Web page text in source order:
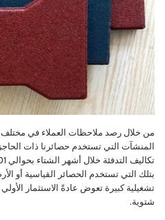
من خلال رصد ملاحظات العملاء في مختلف
المنشآت التي تستخدم حصائرنا ذات
بتلك التي تستخدم الحصائر القياسية أو
شتوية.